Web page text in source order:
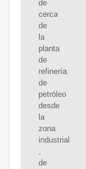
de
cerca
de
la
planta
de
refinería
de
petróleo
desde
la
zona
industrial
,
de